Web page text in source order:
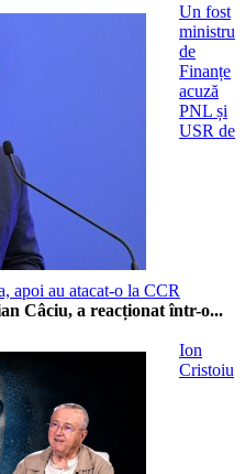
Un fost
ministru
de
Finanțe
acuză
PNL și
USR de
apoi au atacat-o la CCR
Câciu, a reacționat într-o...
Ion
Cristoiu